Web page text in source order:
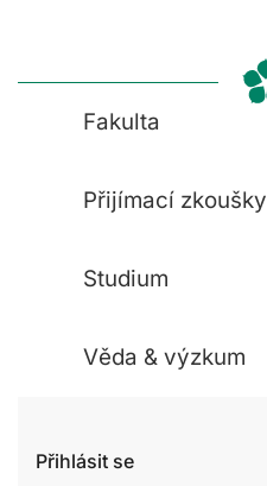
Fakulta
Přijímací zkoušky
Studium
Věda & výzkum
Přihlásit se